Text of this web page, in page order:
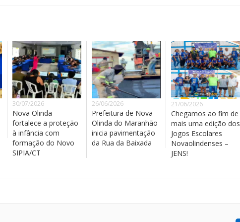
30/07/2026
Nova Olinda
fortalece a proteção
à infância com
formação do Novo
SIPIA/CT
26/06/2026
Prefeitura de Nova
Olinda do Maranhão
inicia pavimentação
da Rua da Baixada
21/06/2026
Chegamos ao fim de
mais uma edição dos
Jogos Escolares
Novaolindenses –
JENS!